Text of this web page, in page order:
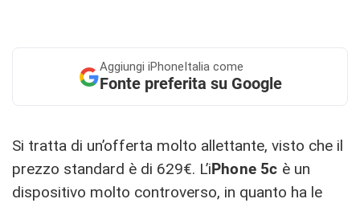
Aggiungi iPhoneItalia come
Fonte preferita su Google
Si tratta di un’offerta molto allettante, visto che il
prezzo standard è di 629€. L’iPhone 5c è un
dispositivo molto controverso, in quanto ha le